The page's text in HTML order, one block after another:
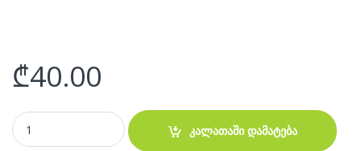
₾40.00
კლავიატურა DELL Vostro 14 5468 5471 Inspiron 13 5368 5378
კალათაში დამატება